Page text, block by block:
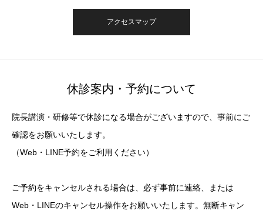
アクセスマップ
休診案内・予約について
院長講演・研修等で休診になる場合がございますので、事前にご
確認をお願いいたします。
（Web・LINE予約をご利用ください）
ご予約をキャンセルされる場合は、必ず事前に連絡、または
Web・LINEのキャンセル操作をお願いいたします。無断キャン